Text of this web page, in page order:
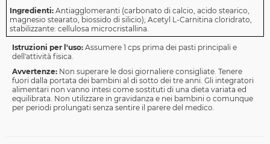
Ingredienti: Antiagglomeranti (carbonato di calcio, acido stearico,
magnesio stearato, biossido di silicio); Acetyl L-Carnitina cloridrato,
stabilizzante: cellulosa microcristallina.
Istruzioni per l'uso: Assumere 1 cps prima dei pasti principali e
dell'attività fisica.
Avvertenze: Non superare le dosi giornaliere consigliate. Tenere
fuori dalla portata dei bambini al di sotto dei tre anni. Gli integratori
alimentari non vanno intesi come sostituti di una dieta variata ed
equilibrata. Non utilizzare in gravidanza e nei bambini o comunque
per periodi prolungati senza sentire il parere del medico.